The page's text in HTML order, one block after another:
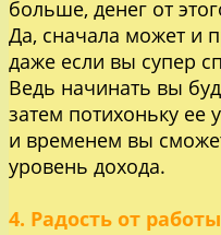
больше, денег от
Да, сначала может и
даже если вы супер
Ведь начинать вы
затем потихоньку ее
и временем вы
уровень дохода.
4. Радость от работы